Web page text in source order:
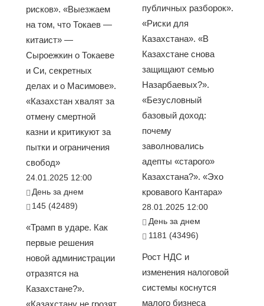
рисков». «Выезжаем
на том, что Токаев —
китаист» —
Сыроежкин о Токаеве
и Си, секретных
делах и о Масимове».
«Казахстан хвалят за
отмену смертной
казни и критикуют за
пытки и ограничения
свобод»
24.01.2025 12:00
День за днем
145 (42489)
«Трамп в ударе. Как
первые решения
новой администрации
отразятся на
Казахстане?».
публичных разборок».
«Риски для
Казахстана». «В
Казахстане снова
защищают семью
Назарбаевых?».
«Безусловный
базовый доход:
почему
заволновались
адепты «старого»
Казахстана?». «Эхо
кровавого Кантара»
28.01.2025 12:00
День за днем
1181 (43496)
Рост НДС и
изменения налоговой
системы коснутся
малого бизнеса